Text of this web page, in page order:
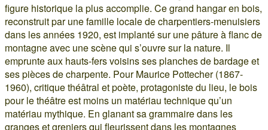
figure historique la plus accomplie. Ce grand hangar en bois,
reconstruit par une famille locale de charpentiers-menuisiers
dans les années 1920, est implanté sur une pâture à flanc de
montagne avec une scène qui s’ouvre sur la nature. Il
emprunte aux hauts-fers voisins ses planches de bardage et
ses pièces de charpente. Pour Maurice Pottecher (1867-
1960), critique théâtral et poète, protagoniste du lieu, le bois
pour le théâtre est moins un matériau technique qu’un
matériau mythique. En glanant sa grammaire dans les
granges et greniers qui fleurissent dans les montagnes